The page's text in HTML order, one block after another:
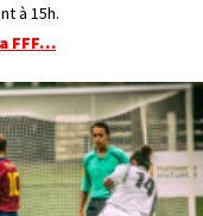
à 15h.
FFF…